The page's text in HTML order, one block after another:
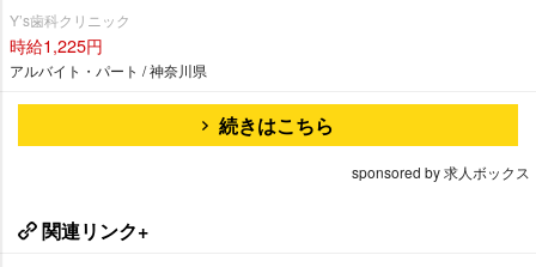
Y’s歯科クリニック
時給1,225円
アルバイト・パート / 神奈川県
続きはこちら
sponsored by 求人ボックス
関連リンク+